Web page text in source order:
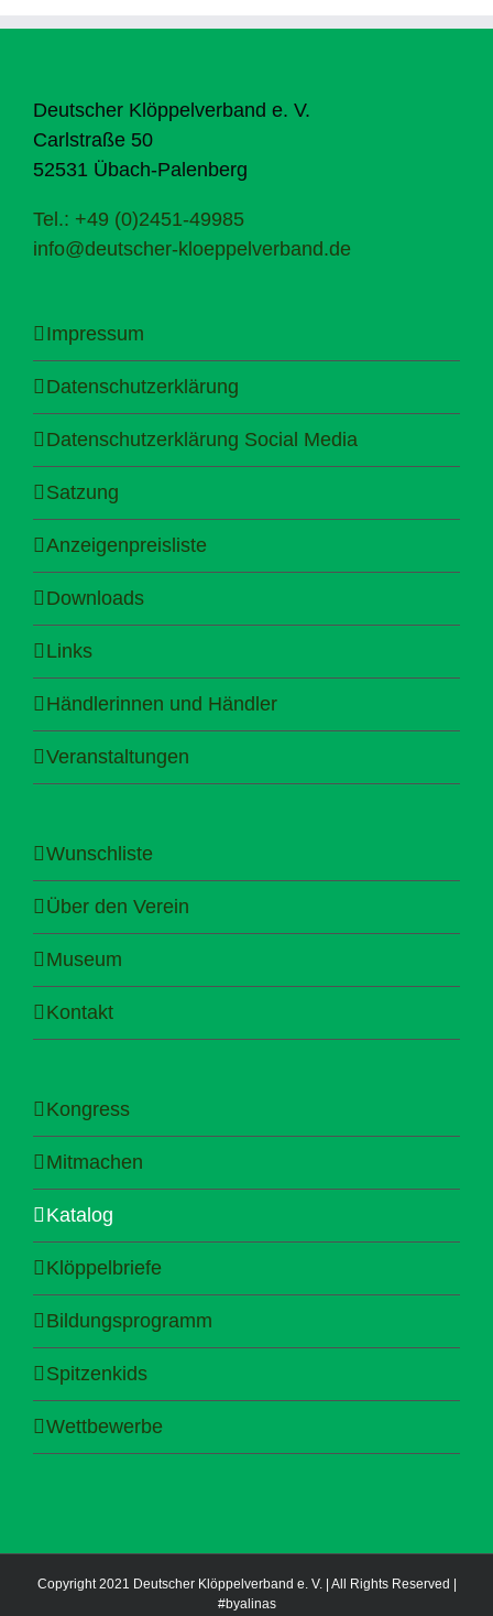
Deutscher Klöppelverband e. V.
Carlstraße 50
52531 Übach-Palenberg
Tel.: +49 (0)2451-49985
info@deutscher-kloeppelverband.de
Impressum
Datenschutzerklärung
Datenschutzerklärung Social Media
Satzung
Anzeigenpreisliste
Downloads
Links
Händlerinnen und Händler
Veranstaltungen
Wunschliste
Über den Verein
Museum
Kontakt
Kongress
Mitmachen
Katalog
Klöppelbriefe
Bildungsprogramm
Spitzenkids
Wettbewerbe
Copyright 2021 Deutscher Klöppelverband e. V. | All Rights Reserved |
#byalinas